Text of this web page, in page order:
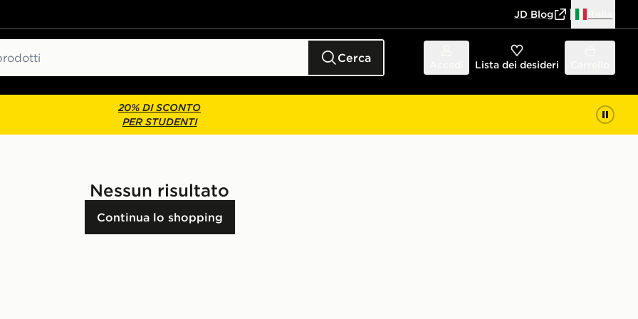
JD Blog
Cerca Lista dei desideri
20% DI SCONTO
PER STUDENTI
Nessun risultato
Continua lo shopping